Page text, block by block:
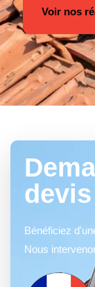
Voir nos
Bénéficiez
Nous